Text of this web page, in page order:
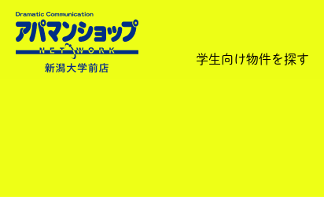
学生向け物件を探す